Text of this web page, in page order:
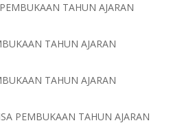
TAHUN AJARAN
TAHUN AJARAN
TAHUN AJARAN
PEMBUKAAN TAHUN AJARAN